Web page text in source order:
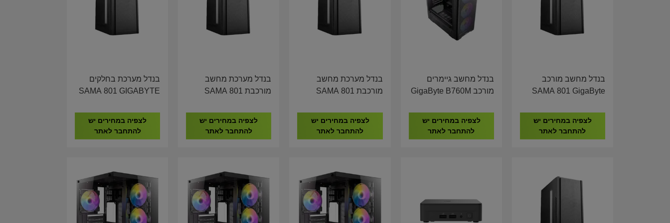
בנדל מחשב מורכב
SAMA 801 GigaByte
DDR4 1TB NVME
לצפיה במחירים יש
להתחבר לאתר
בנדל מחשב גיימרים
מורכב GigaByte B760M
1TB NVME RTX 5060
לצפיה במחירים יש
להתחבר לאתר
בנדל מערכת מחשב
מורכבת SAMA 801
10400 16GB DDR4
512GB NVME
לצפיה במחירים יש
להתחבר לאתר
בנדל מערכת מחשב
מורכבת SAMA 801
10500 8GB DDR4
512GB NVME
לצפיה במחירים יש
להתחבר לאתר
בנדל מערכת בחלקים
SAMA 801 GIGABYTE
DDR4 1TB NVME
לצפיה במחירים יש
להתחבר לאתר